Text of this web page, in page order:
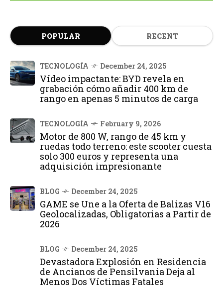
POPULAR RECENT
TECNOLOGÍA December 24, 2025
Vídeo impactante: BYD revela en
grabación cómo añadir 400 km de
rango en apenas 5 minutos de carga
TECNOLOGÍA February 9, 2026
Motor de 800 W, rango de 45 km y
ruedas todo terreno: este scooter cuesta
solo 300 euros y representa una
adquisición impresionante
BLOG December 24, 2025
GAME se Une a la Oferta de Balizas V16
Geolocalizadas, Obligatorias a Partir de
2026
BLOG December 24, 2025
Devastadora Explosión en Residencia
de Ancianos de Pensilvania Deja al
Menos Dos Víctimas Fatales